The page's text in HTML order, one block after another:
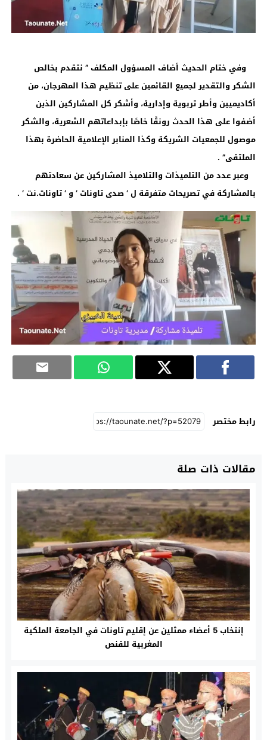
وفي ختام الحديث أضاف المسؤول المكلف ” نتقدم بخالص
الشكر والتقدير لجميع القائمين على تنظيم هذا المهرجان، من
أكاديميين وأطر تربوية وإدارية، وأشكر كل المشاركين الذين
أضفوا على هذا الحدث رونقًا خاصًا بإبداعاتهم الشعرية، والشكر
موصول للجمعيات الشريكة وكذا المنابر الإعلامية الحاضرة بهذا
الملتقى” .
وعبر عدد من التلميذات والتلاميذ المشاركين عن سعادتهم
بالمشاركة في تصريحات متفرقة ل ‘ صدى تاونات ‘ و ‘ تاونات.نت ‘ .
رابط مختصر
مقالات ذات صلة
إنتخاب 5 أعضاء ممثلين عن إقليم تاونات في الجامعة الملكية
المغربية للقنص